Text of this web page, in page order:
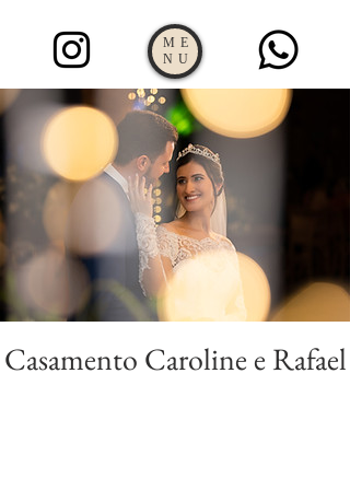
ME
NU
Casamento Caroline e Rafael